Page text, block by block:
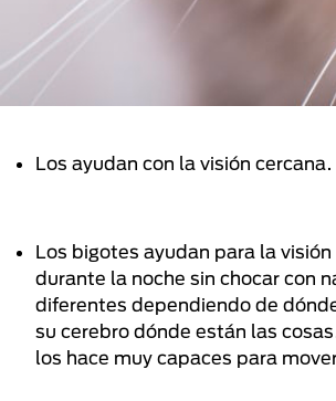
Los ayudan con la visión
Los bigotes ayudan para la
durante la noche sin chocar con
diferentes dependiendo de
su cerebro dónde están las
los hace muy capaces para